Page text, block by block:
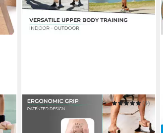
PULLUP & DIP
Liegestützgriffe PULLUP & DIP
Liegestützgriffe mit ergonomischem
(1)